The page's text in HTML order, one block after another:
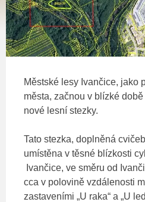
Městské lesy Ivančice, jako
města, začnou v blízké
nové lesní stezky.
Tato stezka, doplněná
umístěna v těsné blízkosti
Ivančice, ve směru od
cca v polovině vzdálenosti
zastaveními „U raka“ a „U